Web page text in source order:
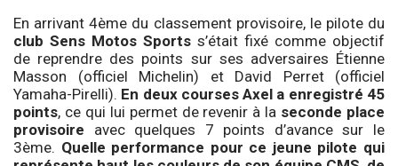
En arrivant 4ème du classement provisoire, le pilote du
club Sens Motos Sports s’était fixé comme objectif
de reprendre des points sur ses adversaires Étienne
Masson (officiel Michelin) et David Perret (officiel
Yamaha-Pirelli). En deux courses Axel a enregistré 45
points, ce qui lui permet de revenir à la seconde place
provisoire avec quelques 7 points d’avance sur le
3ème. Quelle performance pour ce jeune pilote qui